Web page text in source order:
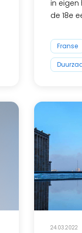
in eigen
de 18e
Franse
24.03.2022